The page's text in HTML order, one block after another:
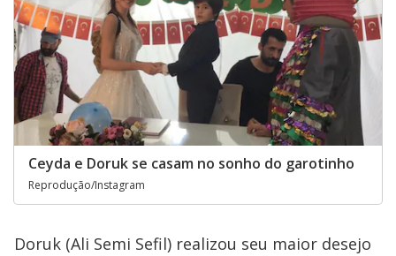
Ceyda e Doruk se casam no sonho do garotinho
Reprodução/Instagram
Doruk (Ali Semi Sefil) realizou seu maior desejo